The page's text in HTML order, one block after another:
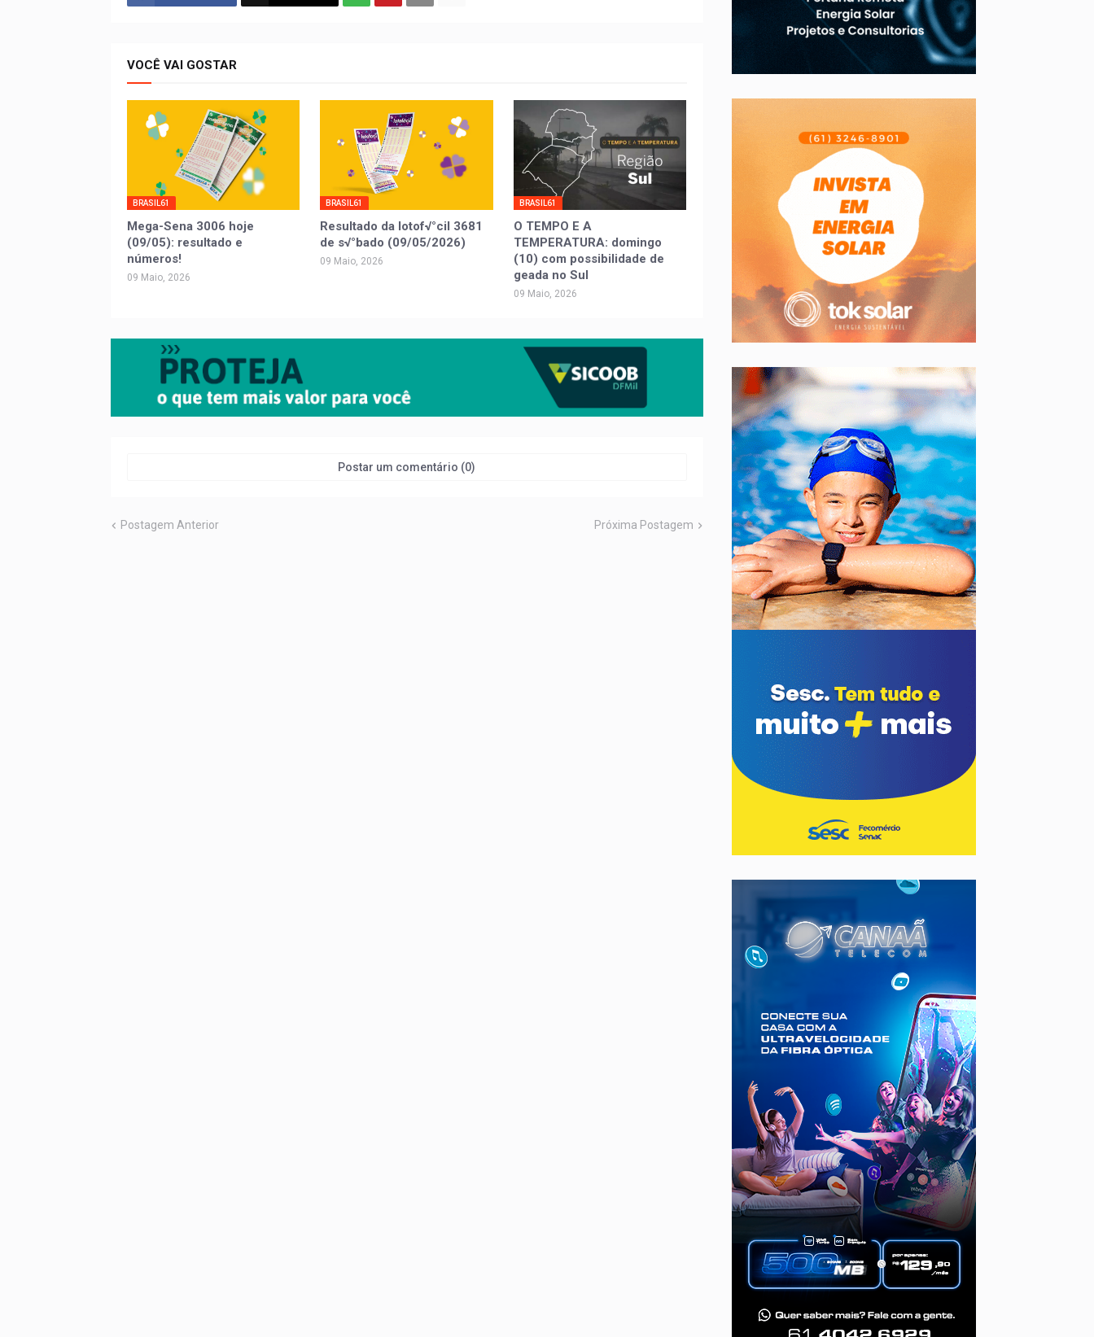
VOCÊ VAI GOSTAR
BRASIL61
Mega-Sena 3006 hoje
(09/05): resultado e
números!
09 Maio, 2026
BRASIL61
Resultado da lotof√°cil 3681
de s√°bado (09/05/2026)
09 Maio, 2026
BRASIL61
O TEMPO E A
TEMPERATURA: domingo
(10) com possibilidade de
geada no Sul
09 Maio, 2026
Postar um comentário (0)
Postagem Anterior Próxima Postagem